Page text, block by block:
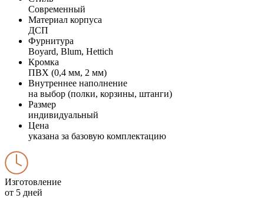
Современный
Материал корпуса
ДСП
Фурнитура
Boyard, Blum, Hettich
Кромка
ПВХ (0,4 мм, 2 мм)
Внутреннее наполнение
на выбор (полки, корзины, штанги)
Размер
индивидуальный
Цена
указана за базовую комплектацию
Изготовление
от 5 дней